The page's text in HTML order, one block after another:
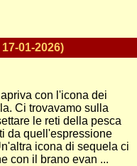
01-2026)
con l'icona dei
Ci trovavamo sulla
le reti della pesca
da quell'espressione
icona di sequela ci
con il brano evan ...